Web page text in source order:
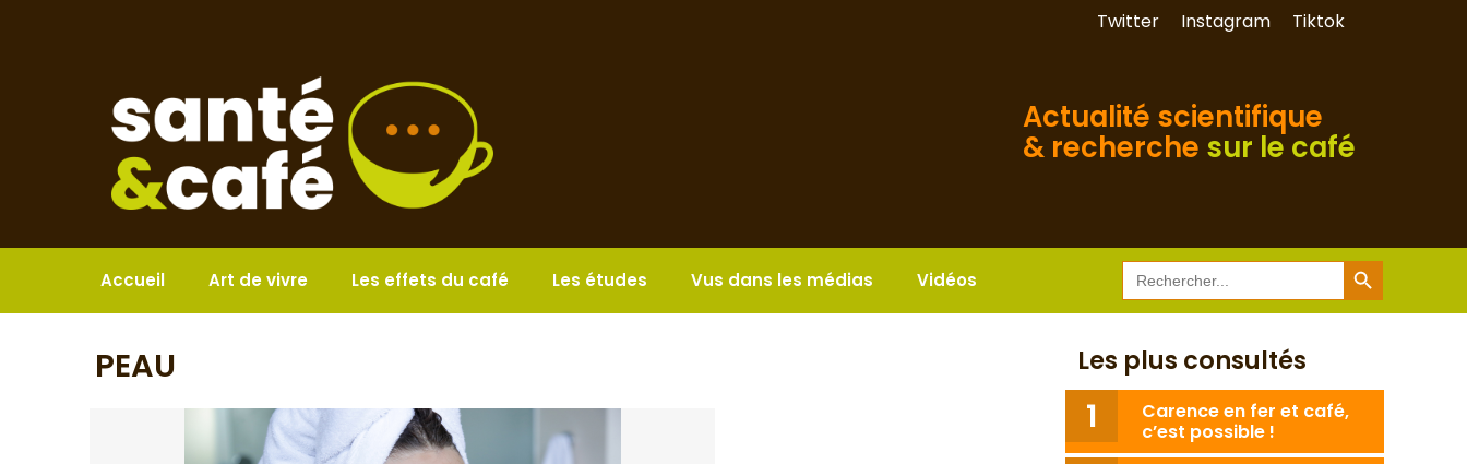
Twitter Instagram Tiktok
Actualité scientifique
& recherche sur le café
Accueil Art de vivre Les effets du café Les études Vus dans les médias Vidéos Search
for:
Search Button
PEAU Les plus consultés
Carence en fer et café,
c’est possible !